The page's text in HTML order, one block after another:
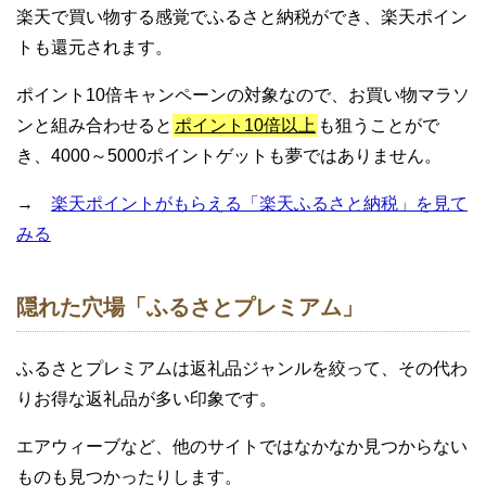
楽天で買い物する感覚でふるさと納税ができ、楽天ポイン
トも還元されます。
ポイント10倍キャンペーンの対象なので、お買い物マラソ
ンと組み合わせると ポイント10倍以上 も狙うことがで
き、4000～5000ポイントゲットも夢ではありません。
→ 楽天ポイントがもらえる「楽天ふるさと納税」を見て
みる
隠れた穴場「ふるさとプレミアム」
ふるさとプレミアムは返礼品ジャンルを絞って、その代わ
りお得な返礼品が多い印象です。
エアウィーブなど、他のサイトではなかなか見つからない
ものも見つかったりします。